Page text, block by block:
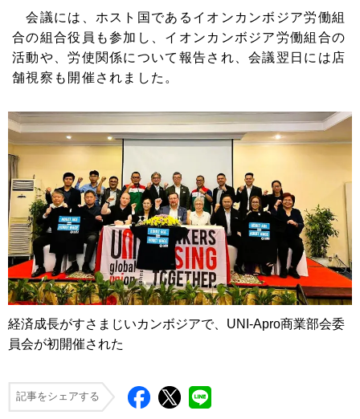
会議には、ホスト国であるイオンカンボジア労働組
合の組合役員も参加し、イオンカンボジア労働組合の
活動や、労使関係について報告され、会議翌日には店
舗視察も開催されました。
経済成長がすさまじいカンボジアで、UNI-Apro商業部会委
員会が初開催された
記事をシェアする